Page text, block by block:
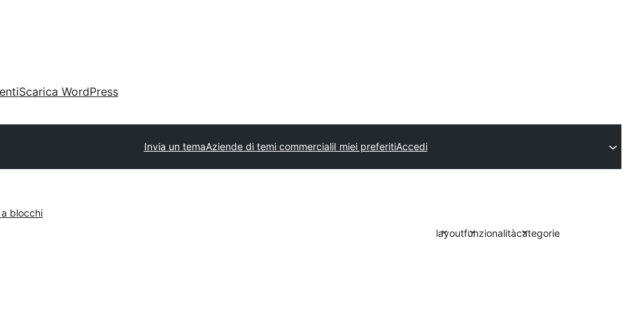
Scarica WordPress
Invia un temaAziende di temi commercialiI miei preferitiAccedi
a blocchi
layoutfunzionalitàcategorie